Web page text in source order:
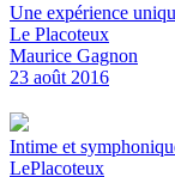
Une expérience
Le Placoteux
Maurice Gagnon
23 août 2016
Intime et
LePlacoteux